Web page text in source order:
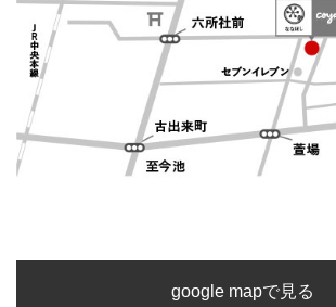
google mapで見る